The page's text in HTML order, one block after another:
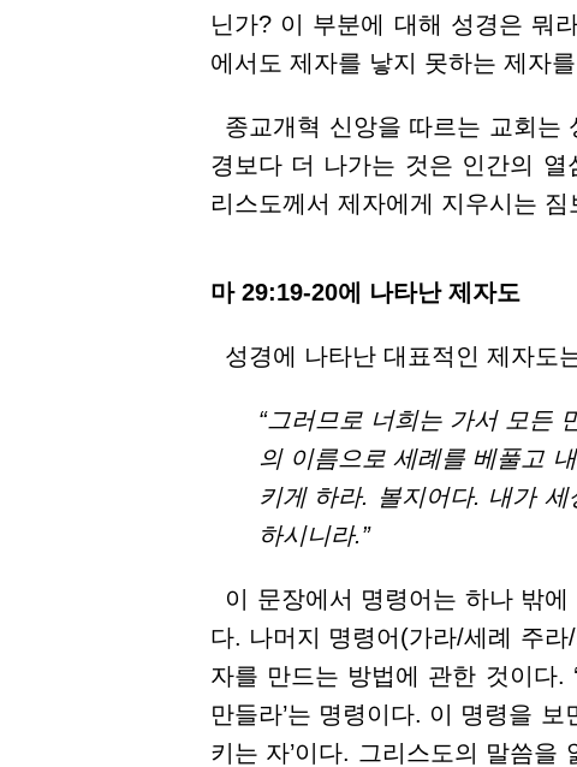
닌가? 이 부분에 대해 성경은 뭐
에서도 제자를 낳지 못하는 제자
종교개혁 신앙을 따르는 교회는
경보다 더 나가는 것은 인간의
리스도께서 제자에게 지우시는
마 29:19-20에 나타난 제자도
성경에 나타난 대표적인 제자도
“그러므로 너희는 가서 모든
의 이름으로 세례를 베풀고
키게 하라. 볼지어다. 내가
하시니라.”
이 문장에서 명령어는 하나 밖에
다. 나머지 명령어(가라/세례 주
자를 만드는 방법에 관한 것이다.
만들라’는 명령이다. 이 명령을
키는 자’이다. 그리스도의 말씀